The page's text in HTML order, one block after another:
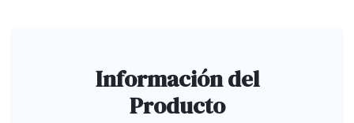
Información del
Producto